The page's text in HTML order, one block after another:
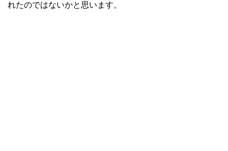
れたのではないかと思います。